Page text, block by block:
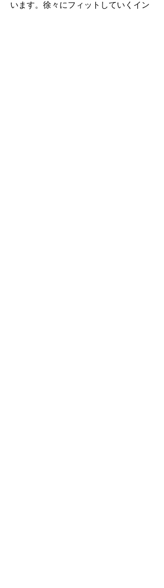
います。徐々にフィットしていくイン